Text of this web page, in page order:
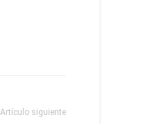
Artículo siguiente